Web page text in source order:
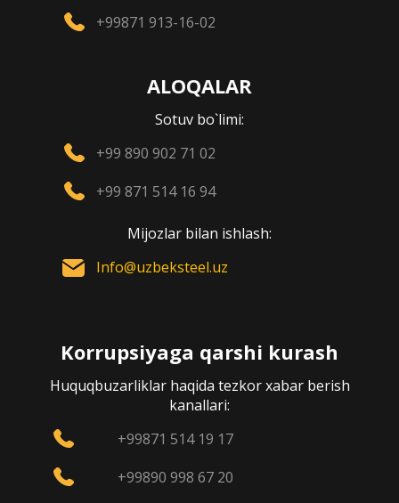
+99871 913-16-02
ALOQALAR
Sotuv bo`limi:
+99 890 902 71 02
+99 871 514 16 94
Mijozlar bilan ishlash:
Info@uzbeksteel.uz
Korrupsiyaga qarshi kurash
Huquqbuzarliklar haqida tezkor xabar berish
kanallari:
+99871 514 19 17
+99890 998 67 20